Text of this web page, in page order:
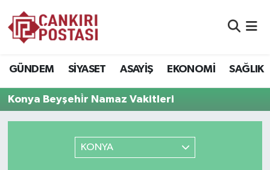
GÜNDEM SİYASET ASAYİŞ EKONOMİ SAĞLIK
Konya Beyşehi̇r Namaz Vakitleri
KONYA
ASAYİŞ
EKONOMİ
Namaz Vakitleri
Trafik Durumu